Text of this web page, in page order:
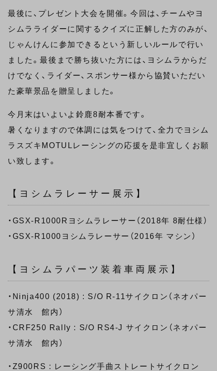
最後に、プレゼント大会を開催。今回は、チームやヨ
シムラライダーに関するクイズに正解した方のみが、
じゃんけんに参加できるという新しいルールで行い
ました。最後まで勝ち抜いた方には、ヨシムラからだ
けでなく、ライダー、スポンサー様から協賛いただい
た豪華景品を贈呈しました。
今月末はいよいよ鈴鹿8耐本番です。
暑くなりますので体調には気をつけて、全力でヨシム
ラスズキMOTULレーシングの応援を是非宜しくお願
い致します。
【ヨシムラレーサー展示】
・GSX-R1000Rヨシムラレーサー（2018年 8耐仕様）
・GSX-R1000ヨシムラレーサー（2016年 マシン）
【ヨシムラパーツ装着車両展示】
・Ninja400 (2018) : S/O R-11サイクロン（ネオパー
サ清水 館内）
・CRF250 Rally : S/O RS4-J サイクロン（ネオパー
サ清水 館内）
・Z900RS : レーシング手曲ストレートサイクロン